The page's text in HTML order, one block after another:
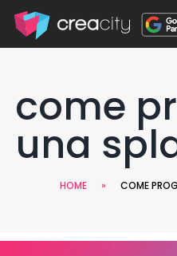
come
una
HOME » COME